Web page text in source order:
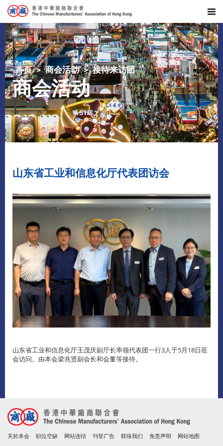
首页 商会活动 接待来访团
商会活动
山东省工业和信息化厅代表团访会
山东省工业和信息化厅王茂庆副厅长率领代表团一行3人于5月18日莅
会访问。由本会梁兆贤副会长和会董等接待。
关於本会 职位空缺 网站连结 刊登广告 联络我们 免责声明 网站地图